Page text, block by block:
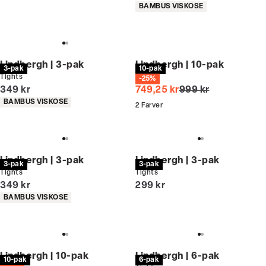
Produkt egenskaber
BAMBUS VISKOSE
3-pak
Lindbergh | 3-pak
Tights
I alt (inkl. rabat)
349 kr
Produkt egenskaber
BAMBUS VISKOSE
10-pak
-25%
Lindbergh | 10-pak
Tights
749,25 krI alt (uden rabat)
999 kr
2 Farver
3-pak
Lindbergh | 3-pak
Tights
I alt (inkl. rabat)
349 kr
Produkt egenskaber
BAMBUS VISKOSE
3-pak
Lindbergh | 3-pak
Tights
I alt (inkl. rabat)
299 kr
10-pak
Lindbergh | 10-pak 6-pak
Lindbergh | 6-pak